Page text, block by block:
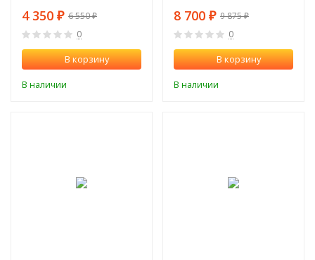
4 350 ₽ 6 550₽
0
В корзину
В наличии
8 700 ₽ 9 875₽
0
В корзину
В наличии